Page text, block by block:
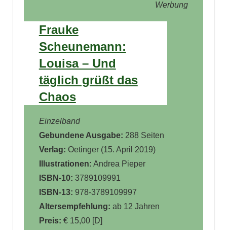
Werbung
Frauke
Scheunemann:
Louisa – Und
täglich grüßt das
Chaos
Einzelband
Gebundene Ausgabe: 288 Seiten
Verlag: Oetinger (15. April 2019)
Illustrationen: Andrea Pieper
ISBN-10: 3789109991
ISBN-13: 978-3789109997
Altersempfehlung: ab 12 Jahren
Preis: € 15,00 [D]